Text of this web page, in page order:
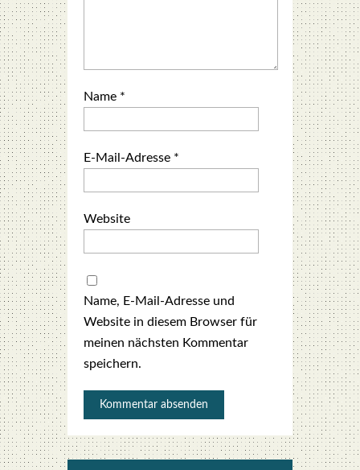
Name *
E-Mail-Adresse *
Website
Name, E-Mail-Adresse und
Website in diesem Browser für
meinen nächsten Kommentar
speichern.